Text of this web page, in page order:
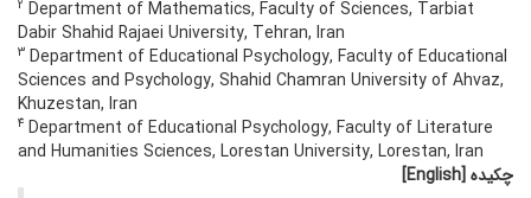
2 Department of Mathematics, Faculty of Sciences, Tarbiat
Dabir Shahid Rajaei University, Tehran, Iran
3 Department of Educational Psychology, Faculty of Educational
Sciences and Psychology, Shahid Chamran University of Ahvaz,
Khuzestan, Iran
4 Department of Educational Psychology, Faculty of Literature
and Humanities Sciences, Lorestan University, Lorestan, Iran
چکیده [English]